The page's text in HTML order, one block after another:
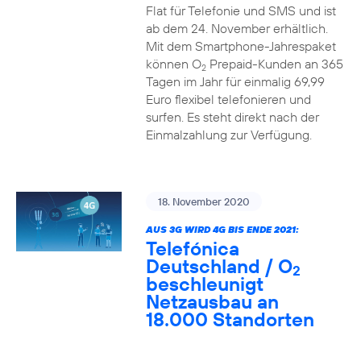
Flat für Telefonie und SMS und ist
ab dem 24. November erhältlich.
Mit dem Smartphone-Jahrespaket
können O2Prepaid-Kunden an 365
Tagen im Jahr für einmalig 69,99
Euro flexibel telefonieren und
surfen. Es steht direkt nach der
Einmalzahlung zur Verfügung.
18. November 2020
AUS 3G WIRD 4G BIS ENDE 2021:
Telefónica
Deutschland / O2
beschleunigt
Netzausbau an
18.000 Standorten